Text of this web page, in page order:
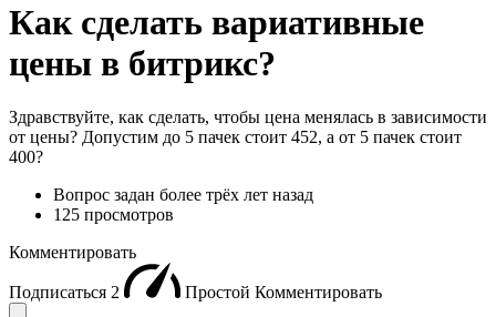
Как сделать вариативные
цены в битрикс?
Здравствуйте, как сделать, чтобы цена менялась в зависимости
от цены? Допустим до 5 пачек стоит 452, а от 5 пачек стоит
400?
Вопрос задан более трёх лет назад
125 просмотров
Комментировать
Подписаться 2 Простой Комментировать